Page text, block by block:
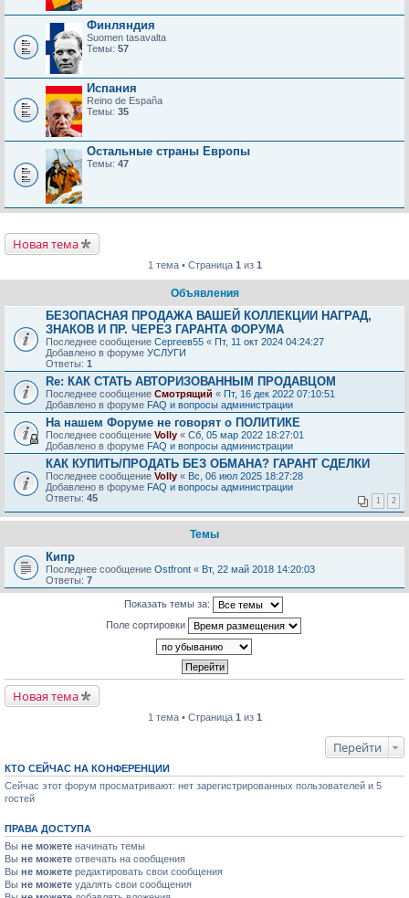
Финляндия
Suomen tasavalta
Темы: 57
Испания
Reino de España
Темы: 35
Остальные страны Европы
Темы: 47
Новая тема
1 тема • Страница 1 из 1
Объявления
БЕЗОПАСНАЯ ПРОДАЖА ВАШЕЙ КОЛЛЕКЦИИ НАГРАД,
ЗНАКОВ И ПР. ЧЕРЕЗ ГАРАНТА ФОРУМА
Последнее сообщение Сергеев55 « Пт, 11 окт 2024 04:24:27
Добавлено в форуме УСЛУГИ
Ответы: 1
Re: КАК СТАТЬ АВТОРИЗОВАННЫМ ПРОДАВЦОМ
Последнее сообщение Смотрящий « Пт, 16 дек 2022 07:10:51
Добавлено в форуме FAQ и вопросы администрации
На нашем Форуме не говорят о ПОЛИТИКЕ
Последнее сообщение Volly « Сб, 05 мар 2022 18:27:01
Добавлено в форуме FAQ и вопросы администрации
КАК КУПИТЬ/ПРОДАТЬ БЕЗ ОБМАНА? ГАРАНТ СДЕЛКИ
Последнее сообщение Volly « Вс, 06 июл 2025 18:27:28
Добавлено в форуме FAQ и вопросы администрации
Ответы: 45 1 2
Темы
Кипр
Последнее сообщение Ostfront « Вт, 22 май 2018 14:20:03
Ответы: 7
Показать темы за:
Поле сортировки
Новая тема
1 тема • Страница 1 из 1
Перейти
КТО СЕЙЧАС НА КОНФЕРЕНЦИИ
Сейчас этот форум просматривают: нет зарегистрированных пользователей и 5
гостей
ПРАВА ДОСТУПА
Вы не можете начинать темы
Вы не можете отвечать на сообщения
Вы не можете редактировать свои сообщения
Вы не можете удалять свои сообщения